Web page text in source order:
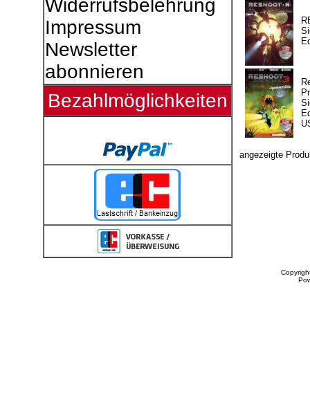
Widerrufsbelehrung
Impressum
Newsletter
abonnieren
Bezahlmöglichkeiten
angezeigte